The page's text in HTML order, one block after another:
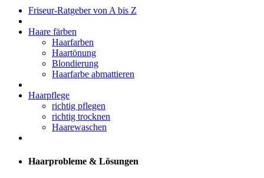
Friseur-Ratgeber von A bis Z
Haare färben
Haarfarben
Haartönung
Blondierung
Haarfarbe abmattieren
Haarpflege
richtig pflegen
richtig trocknen
Haarewaschen
Haarprobleme & Lösungen